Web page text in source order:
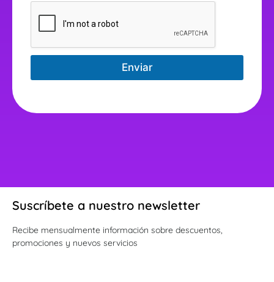
Enviar
Suscríbete a nuestro newsletter
Recibe mensualmente información sobre descuentos,
promociones y nuevos servicios